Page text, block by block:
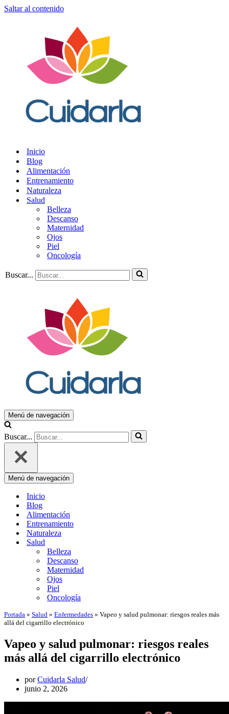
Saltar al contenido
Inicio
Blog
Alimentación
Entrenamiento
Naturaleza
Salud
Belleza
Descanso
Maternidad
Ojos
Piel
Oncología
Buscar...
Menú de navegación
Buscar...
Menú de navegación
Inicio
Blog
Alimentación
Entrenamiento
Naturaleza
Salud
Belleza
Descanso
Maternidad
Ojos
Piel
Oncología
Portada » Salud » Enfermedades » Vapeo y salud pulmonar: riesgos reales más
allá del cigarrillo electrónico
Vapeo y salud pulmonar: riesgos reales
más allá del cigarrillo electrónico
porCuidarla Salud
junio 2, 2026